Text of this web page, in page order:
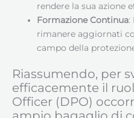
rendere la sua azione
Formazione Continua:
rimanere aggiornati
campo della
Riassumendo, per
efficacemente il
Officer (DPO)